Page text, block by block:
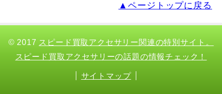
▲ページトップに戻る
© 2017 スピード買取アクセサリー関連の特別サイト。
スピード買取アクセサリーの話題の情報チェック！
サイトマップ